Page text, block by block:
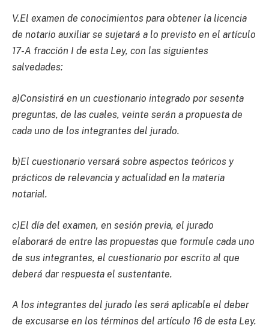
V.El examen de conocimientos para obtener la licencia
de notario auxiliar se sujetará a lo previsto en el artículo
17-A fracción I de esta Ley, con las siguientes
salvedades:
a)Consistirá en un cuestionario integrado por sesenta
preguntas, de las cuales, veinte serán a propuesta de
cada uno de los integrantes del jurado.
b)El cuestionario versará sobre aspectos teóricos y
prácticos de relevancia y actualidad en la materia
notarial.
c)El día del examen, en sesión previa, el jurado
elaborará de entre las propuestas que formule cada uno
de sus integrantes, el cuestionario por escrito al que
deberá dar respuesta el sustentante.
A los integrantes del jurado les será aplicable el deber
de excusarse en los términos del artículo 16 de esta Ley.